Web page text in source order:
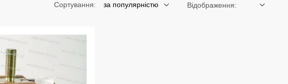
Сортування: за популярністю Відображення: